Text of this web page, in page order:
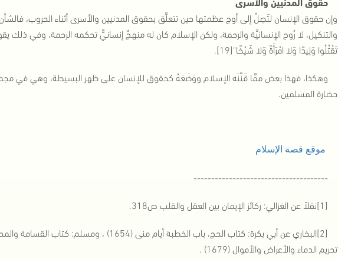
وإن حقوق الإنسان لتَصِلُ إلى أوج عظمتها حين تتعلَّق بحقوق المدنيين والأسرى أثناء الحروب،
والتنكيل، لا رُوح الإنسانيَّة والرحمة، ولكن الإسلام كان له منهجٌ إنسانيٌّ تحكمه الرحمة، وفي ذلك
تَقْتُلُوا وَلِيدًا وَلا امْرَأَةً وَلا شَيْخًا"[19].
وهكذا، فهذا بعض ممَّا قَنَّنَه الإسلام ووَضَعَهُ كحقوق للإنسان على ظهر البسيطة، وهي في
حضارة المسلمين.
موقع قصة الإسلام
--------------------------------------
[1]نقلاً عن الغزالي: ركائز الإيمان بين العقل والقلب ص318.
[2]البخاري عن أبي بكرة: كتاب الحج، باب الخطبة أيام منى
تحريم الدماء والأعراض والأموال (1679) .